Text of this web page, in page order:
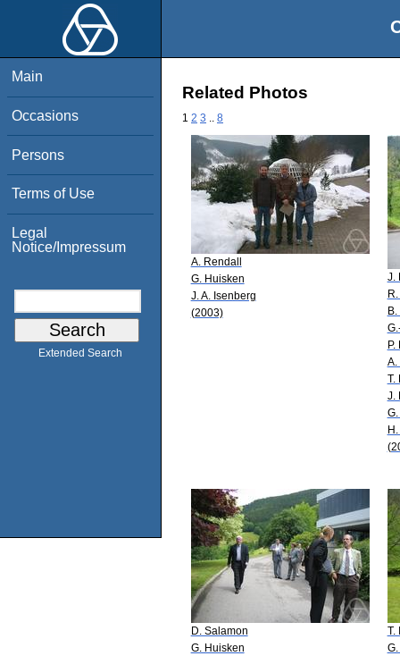
Main
Occasions
Persons
Terms of Use
Legal
Notice/Impressum
Extended Search
Related Photos
1 2 3 8
A. Rendall
G. Huisken
J. A. Isenberg
(2003)
J.
P.
A.
T.
J.
D. Salamon
G. Huisken
T.